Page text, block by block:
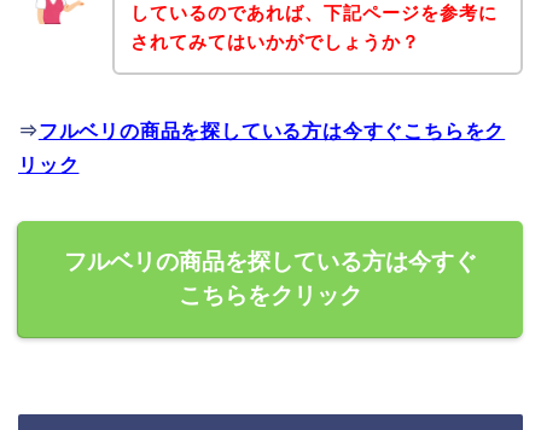
しているのであれば、下記ページを参考に
されてみてはいかがでしょうか？
⇒フルベリの商品を探している方は今すぐこちらをク
リック
フルベリの商品を探している方は今すぐ
こちらをクリック